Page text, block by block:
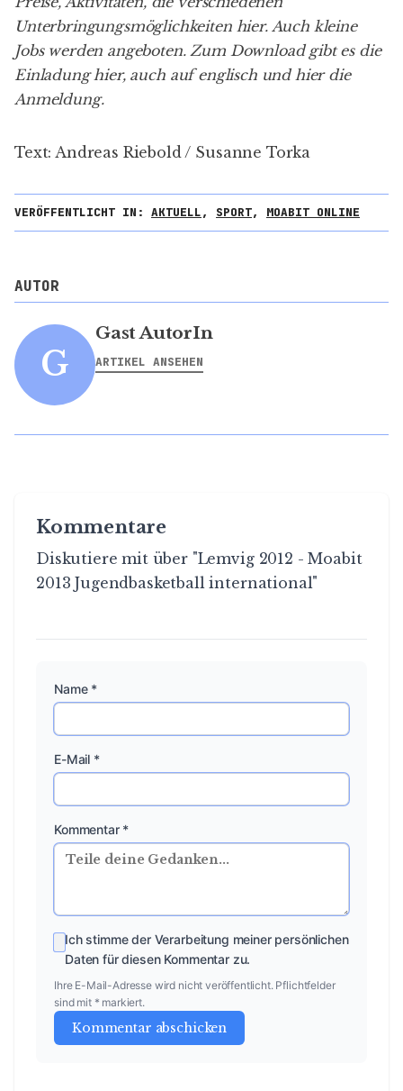
Unterbringungsmöglichkeiten hier. Auch kleine
Jobs werden angeboten. Zum Download gibt es die
Einladunghier, auch aufenglischund hier die
Anmeldung.
Text: Andreas Riebold / Susanne Torka
VERÖFFENTLICHT IN: AKTUELL, SPORT, MOABIT ONLINE
AUTOR
G
Gast AutorIn
ARTIKEL ANSEHEN
Kommentare
Diskutiere mit über "Lemvig 2012 - Moabit
2013 Jugendbasketball international"
Name *
E-Mail *
Kommentar *
Ich stimme der Verarbeitung meiner persönlichen
Daten für diesen Kommentar zu.
Ihre E-Mail-Adresse wird nicht veröffentlicht. Pflichtfelder
sind mit * markiert.
Kommentar abschicken